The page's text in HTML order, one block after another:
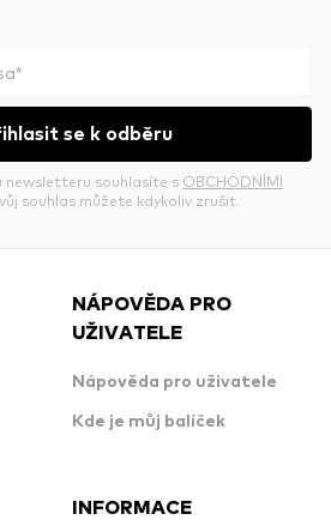
se k odběru
newsletteru souhlasíte s OBCHODNÍMI
souhlas můžete kdykoliv zrušit.
NÁPOVĚDA PRO
UŽIVATELE
Nápověda pro uživatele
Kde je můj balíček
INFORMACE